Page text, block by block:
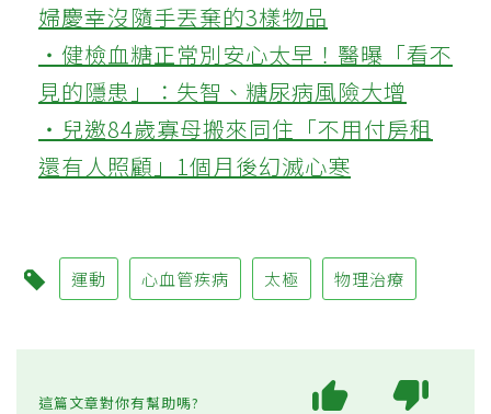
婦慶幸沒隨手丟棄的3樣物品
‧健檢血糖正常別安心太早！醫曝「看不
見的隱患」：失智、糖尿病風險大增
‧兒邀84歲寡母搬來同住「不用付房租
還有人照顧」1個月後幻滅心寒
運動 心血管疾病 太極 物理治療
這篇文章對你有幫助嗎?